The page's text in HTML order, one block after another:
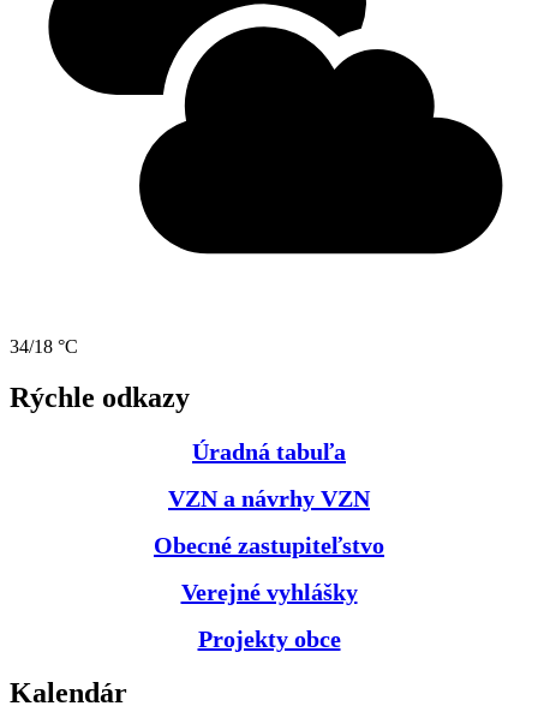
34/18 °C
Rýchle odkazy
Úradná tabuľa
VZN a návrhy VZN
Obecné zastupiteľstvo
Verejné vyhlášky
Projekty obce
Kalendár